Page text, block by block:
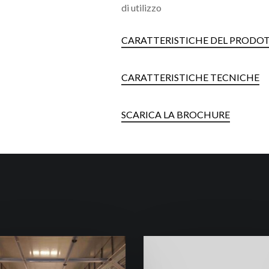
di utilizzo
CARATTERISTICHE DEL
CARATTERISTICHE TECNICHE
SCARICA LA BROCHURE